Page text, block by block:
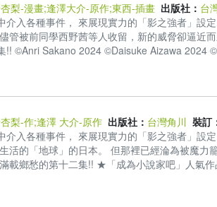
梨-漫畫;逢澤大介-原作;東西-插畫 出版社： 台
介入各種事件， 來展現實力的「影之強者」設
管被前同學西野茜等人收留，新的威脅卻逼
!! ©Anri Sakano 2024 ©Daisuke Aizawa 2024
美典藏書卡！(首刷售完即無贈品)
梨-作;逢澤 大介-原作 出版社： 台灣角川 裝訂
介入各種事件， 來展現實力的「影之強者」設
活的「地球」的日本。 但那裡已經淪為被魔
載鄉愁的第十二集!! ★「成為小說家吧」人氣作
界異聞奇譚，滿載鄉愁的第十二集!! ★首刷限定